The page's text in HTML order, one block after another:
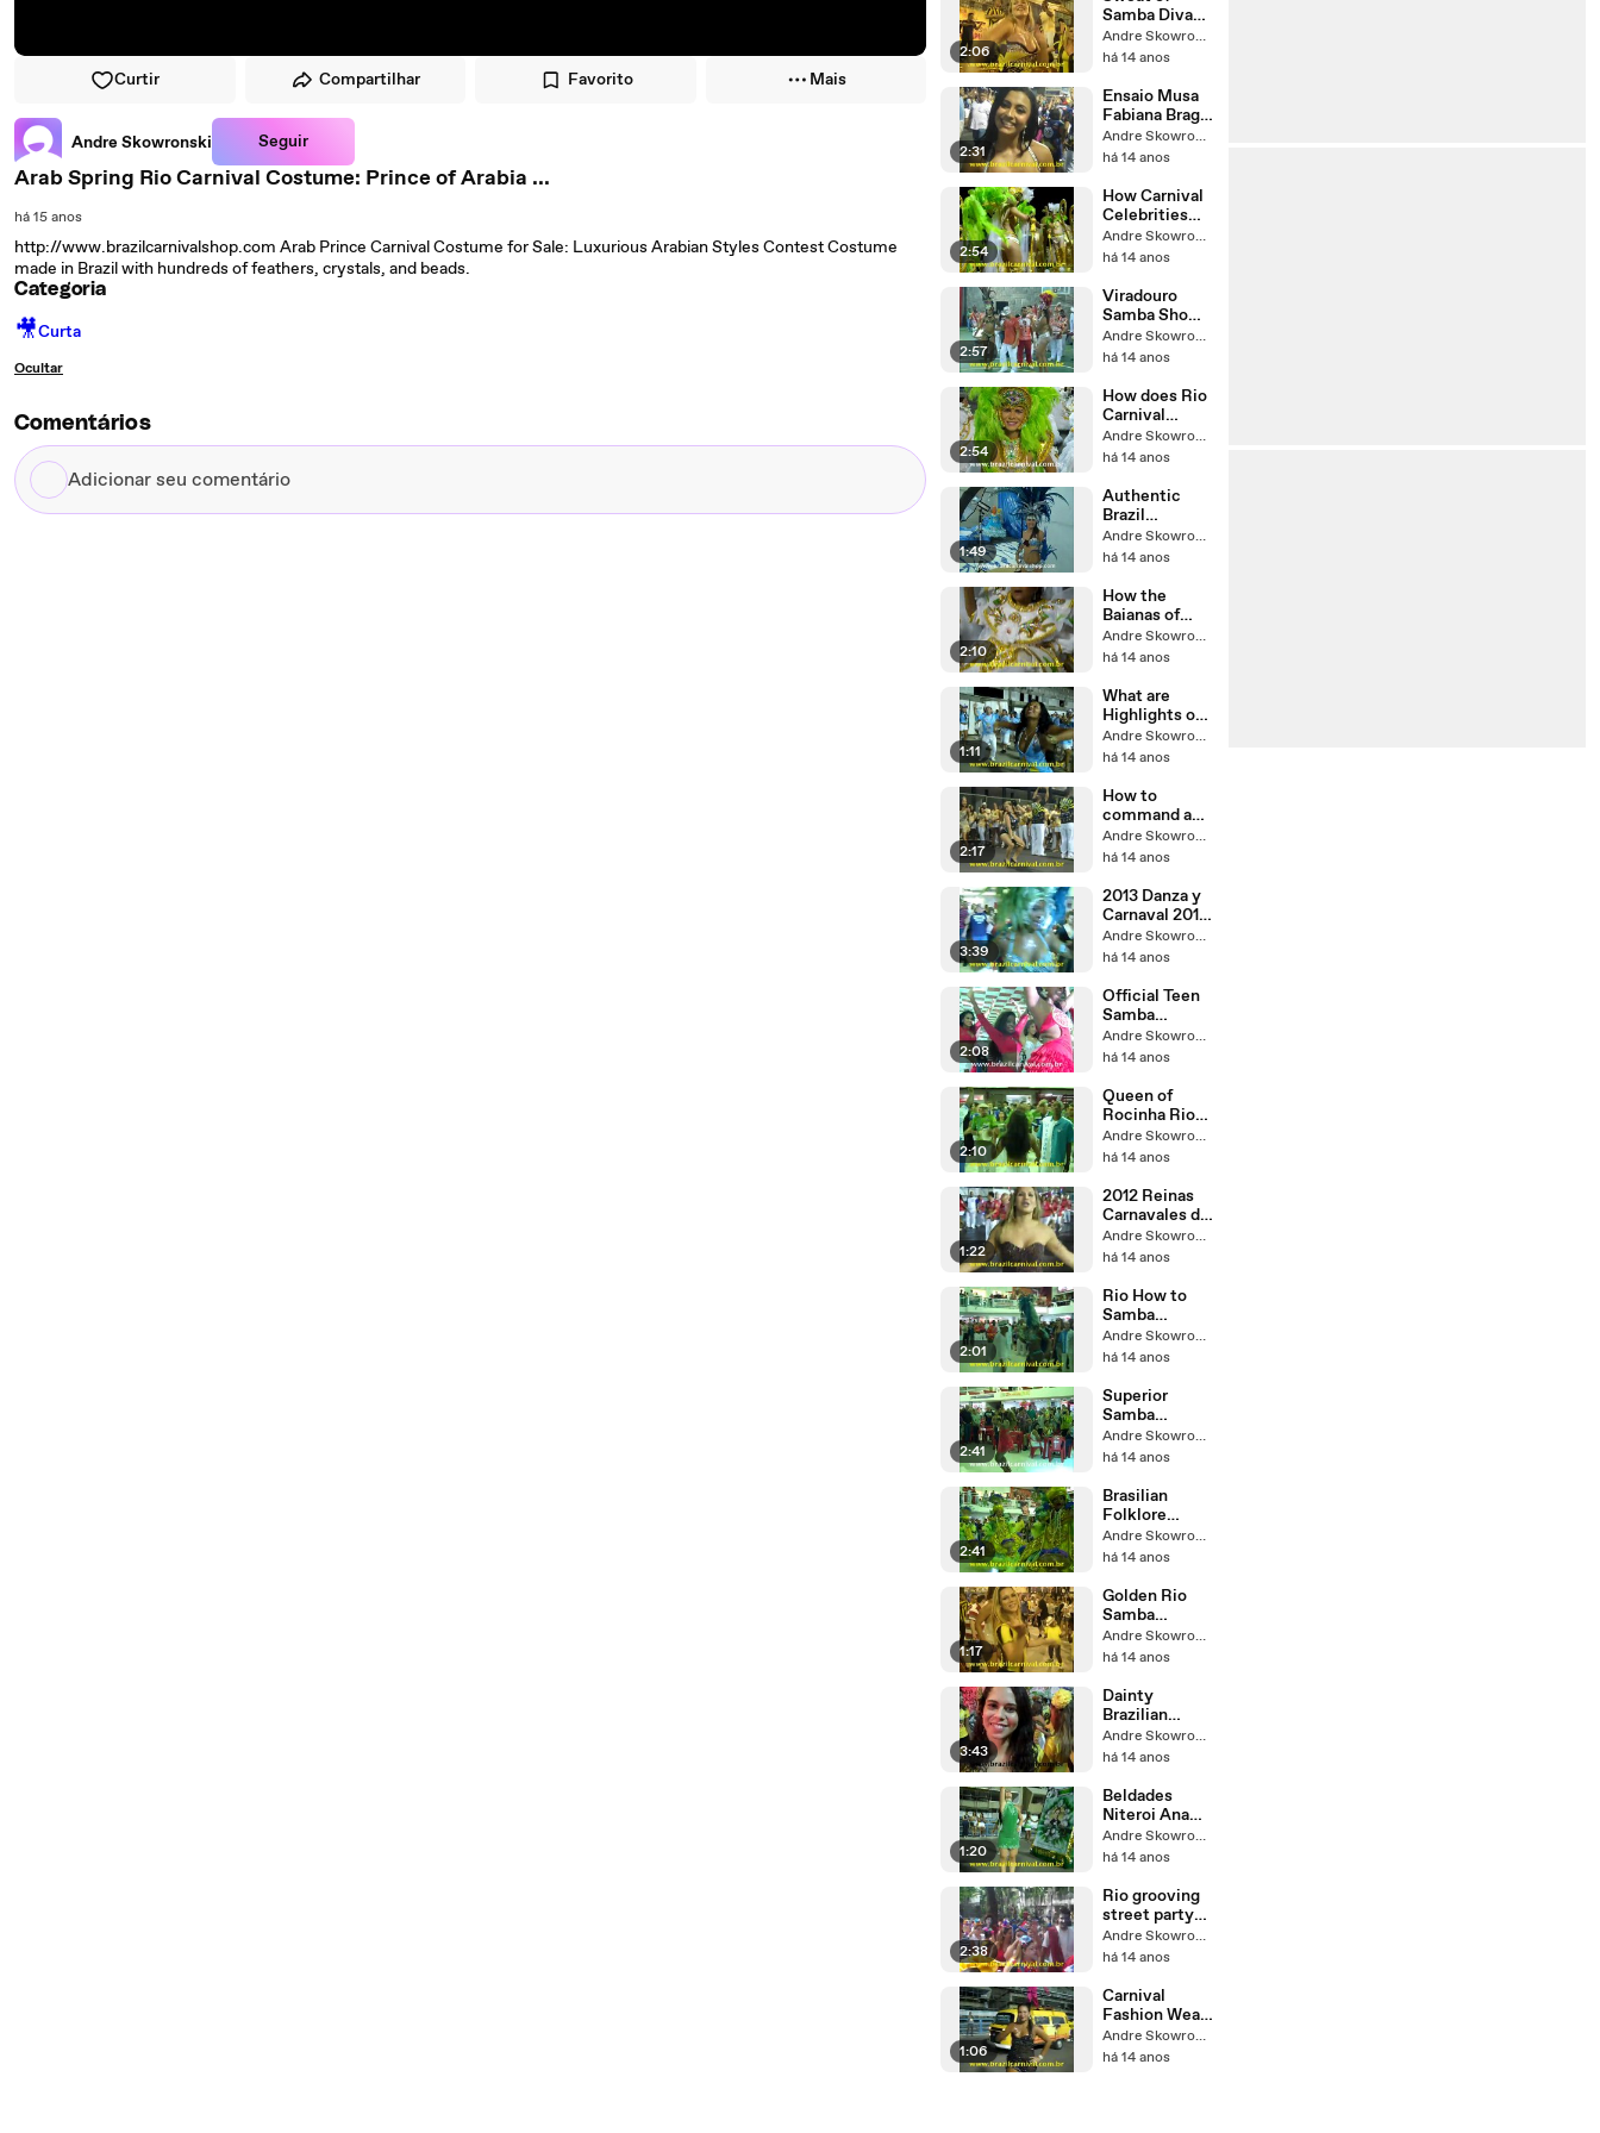
Curtir Compartilhar Favorito Mais
Andre Skowronski Seguir
Arab Spring Rio Carnival Costume: Prince of Arabia ...
há 15 anos
http://www.brazilcarnivalshop.com Arab Prince Carnival Costume for Sale: Luxurious Arabian Styles Contest Costume
made in Brazil with hundreds of feathers, crystals, and beads.
Categoria
🎥Curta
Ocultar
Comentários
Adicionar
seu
2:06
Samba Divas
Moves
Routines Rio
Clemente
Samba
Andre Skowronski
há 14 anos
2:31
Ensaio Musa
Fabiana Braga
Carnival Diva
Brazilian Vila
Andre Skowronski
há 14 anos
2:54
How Carnival
Celebrities
placed at
Parade Floats:
Carnaval
Andre Skowronski
há 14 anos
2:57
Viradouro
Samba Show
Group in Rio
de Brazil:
Moving
Andre Skowronski
há 14 anos
2:54
How does Rio
Carnival
reveler feels
before a
Andre Skowronski
há 14 anos
1:49
Authentic
Brazil
Carnival: 15
million views
Andre Skowronski
há 14 anos
2:10
How the
Baianas of
Brazilian
Carnival are
Andre Skowronski
há 14 anos
1:11
What are
Highlights or
Destaques
Glossary
Carnival
Andre Skowronski
há 14 anos
2:17
How to
command a
Samba Drums
Section:
...
Andre Skowronski
há 14 anos
3:39
2013 Danza y
Carnaval 2013
Bailarinas de
Samba
Andre Skowronski
há 14 anos
2:08
Official Teen
Samba
Section
Salgueiro:
...
Andre Skowronski
há 14 anos
2:10
Queen of
Rocinha Rio
Samba School
Isabele
Beautiful
Andre Skowronski
há 14 anos
1:22
2012 Reinas
Carnavales de
rio Videos
Divas Vivian
Andre Skowronski
há 14 anos
2:01
Rio How to
Samba
transition
from slow to
Andre Skowronski
há 14 anos
2:41
Superior
Samba
Dancing Brazil
Dance
Passistas
2013
Andre Skowronski
há 14 anos
2:41
Brasilian
Folklore
Dance in
Green and
Baianas ...
Andre Skowronski
há 14 anos
1:17
Golden Rio
Samba
Sandals
Perfect
Routine
Natalia ...
Andre Skowronski
há 14 anos
3:43
Dainty
Brazilian
Dancers from
Rio
Brazil: ...
Andre Skowronski
há 14 anos
1:20
Beldades
Niteroi Ana
Raffide Diva
Festival Rio
Andre Skowronski
há 14 anos
2:38
Rio grooving
street party
Carnival:
Faschingspart
Andre Skowronski
há 14 anos
1:06
Carnival
Fashion Wear
Dress Diva Ein
moda kein ...
Andre Skowronski
há 14 anos